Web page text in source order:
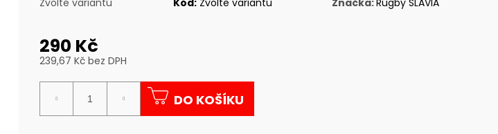
290 Kč
239,67 Kč bez DPH
cena:
DO KOŠÍKU